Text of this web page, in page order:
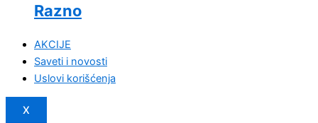
Razno
AKCIJE
Saveti i novosti
Uslovi korišćenja
X